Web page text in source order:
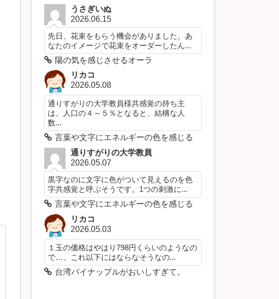
うさぎいぬ
2026.06.15
先日、花束をもらう機会がありました。あ
なたのイメージで花束をオーダーしたん...
陽の気を感じさせるオーラ
リカコ
2026.05.08
通りすがりの大学教員様共感覚の持ち主
は、人口の４～５％となると、結構な人
数...
言葉や文字にエネルギーの色を感じる
通りすがりの大学教員
2026.05.07
黒字なのに文字に色がついて見えるのを色
字共感覚と呼ぶそうです。1つの刺激に...
言葉や文字にエネルギーの色を感じる
リカコ
2026.05.03
１玉の価格はやはり798円くらいのようなの
で…、これ以下にはならなそうなの...
台湾パイナップルがおいしすぎて。